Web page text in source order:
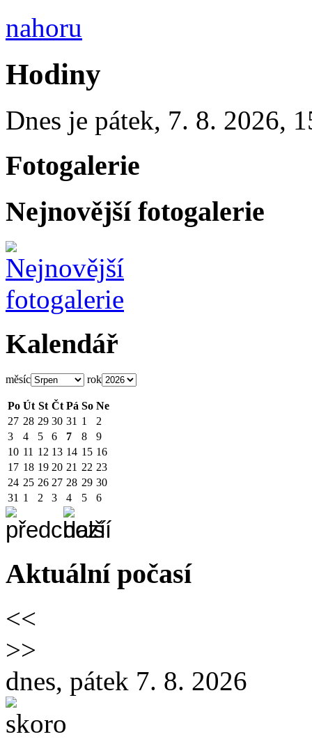
nahoru
Hodiny
Dnes je pátek, 7. 8. 2026,
Fotogalerie
Nejnovější fotogalerie
Kalendář
měsíc rok
Po Út St Čt Pá So Ne
27 28 29 30 31 1
2
3
4 5 6 7 8
9
10 11 12 13 14 15 16
17 18 19 20 21 22 23
24 25 26 27 28 29 30
31 1 2 3 4 5 6
Aktuální počasí
<<
>>
dnes, pátek 7. 8. 2026